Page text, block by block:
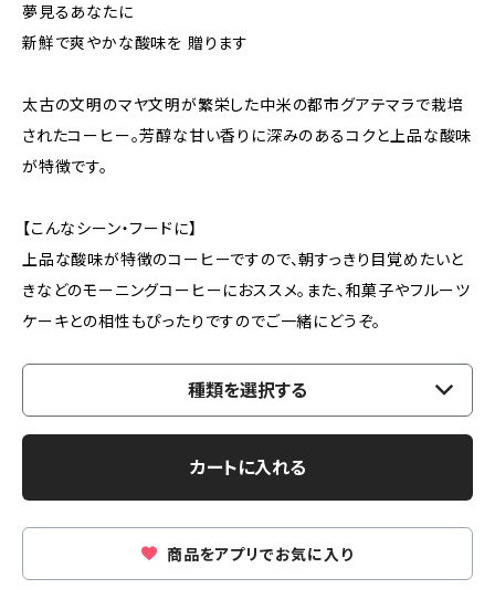
夢見るあなたに
新鮮で爽やかな酸味を 贈ります
太古の文明のマヤ文明が繁栄した中米の都市グアテマラで栽培
されたコーヒー。芳醇な甘い香りに深みのあるコクと上品な酸味
が特徴です。
【こんなシーン・フードに】
上品な酸味が特徴のコーヒーですので、朝すっきり目覚めたいと
きなどのモーニングコーヒーにおススメ。また、和菓子やフルーツ
ケーキとの相性もぴったりですのでご一緒にどうぞ。
種類を選択する
カートに入れる
商品をアプリでお気に入り